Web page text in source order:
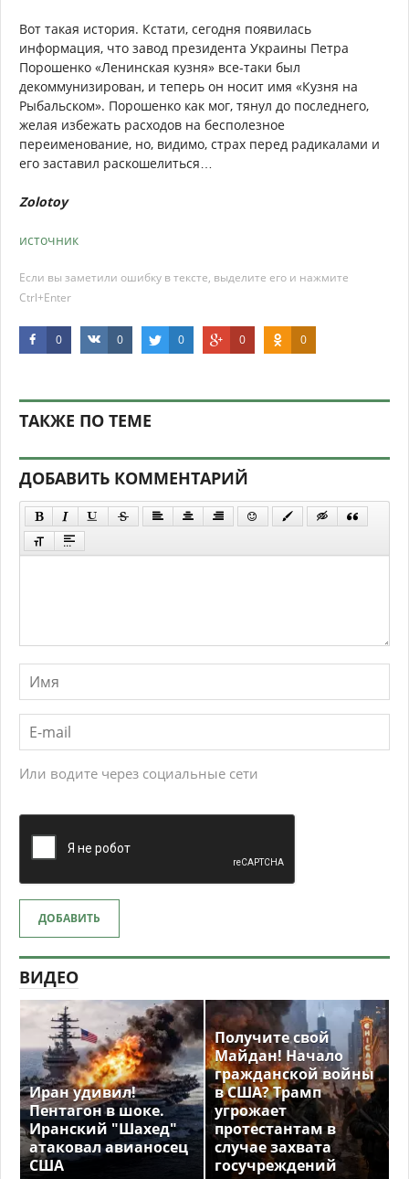
Вот такая история. Кстати, сегодня появилась
информация, что завод президента Украины Петра
Порошенко «Ленинская кузня» все-таки был
декоммунизирован, и теперь он носит имя «Кузня на
Рыбальском». Порошенко как мог, тянул до последнего,
желая избежать расходов на бесполезное
переименование, но, видимо, страх перед радикалами и
его заставил раскошелиться…
Zolotoy
источник
Если вы заметили ошибку в тексте, выделите его и нажмите
Ctrl+Enter
0 0 0 0 0
ТАКЖЕ ПО ТЕМЕ
ДОБАВИТЬ КОММЕНТАРИЙ
Или водите через социальные сети
ДОБАВИТЬ
ВИДЕО
Иран удивил!
Пентагон в шоке.
Иранский "Шахед"
атаковал авианосец
США
Получите свой
Майдан! Начало
гражданской войны
в США? Трамп
угрожает
протестантам в
случае захвата
госучреждений